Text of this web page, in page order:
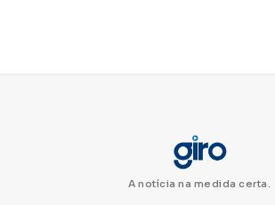
A notícia na medida certa.